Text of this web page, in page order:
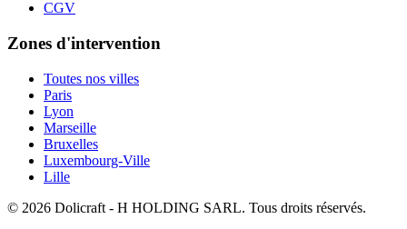
CGV
Zones d'intervention
Toutes nos villes
Paris
Lyon
Marseille
Bruxelles
Luxembourg-Ville
Lille
© 2026 Dolicraft - H HOLDING SARL. Tous droits réservés.